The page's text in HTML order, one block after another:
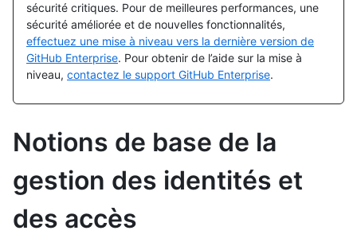
sécurité critiques. Pour de meilleures performances, une
sécurité améliorée et de nouvelles fonctionnalités,
effectuez une mise à niveau vers la dernière version de
GitHub Enterprise. Pour obtenir de l’aide sur la mise à
niveau, contactez le support GitHub Enterprise.
Notions de base de la
gestion des identités et
des accès